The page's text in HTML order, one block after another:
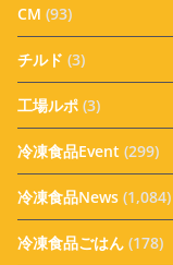
CM (93)
チルド (3)
工場ルポ (3)
冷凍食品Event (299)
冷凍食品News (1,084)
冷凍食品ごはん (178)